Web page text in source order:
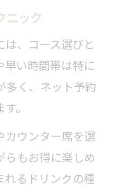
ニック
、コース選びと
早い時間帯は特に
多く、ネット予約
。
カウンター席を選
もお得に楽しめ
れるドリンクの種